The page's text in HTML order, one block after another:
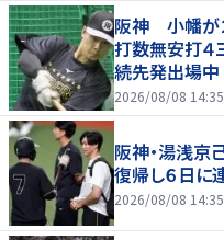
阪神 小幡が
打数無安打
続先発出場
2026/08/08 14:35
阪神・湯浅
復帰し６日に
2026/08/08 14:35